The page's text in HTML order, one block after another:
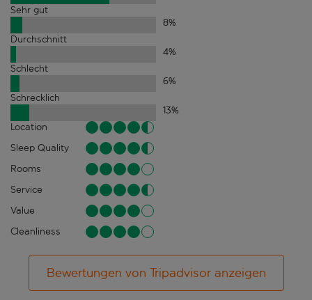
Sehr gut
8%
Durchschnitt
4%
Schlecht
6%
Schrecklich
13%
Location
Sleep Quality
Rooms
Service
Value
Cleanliness
Bewertungen von Tripadvisor anzeigen